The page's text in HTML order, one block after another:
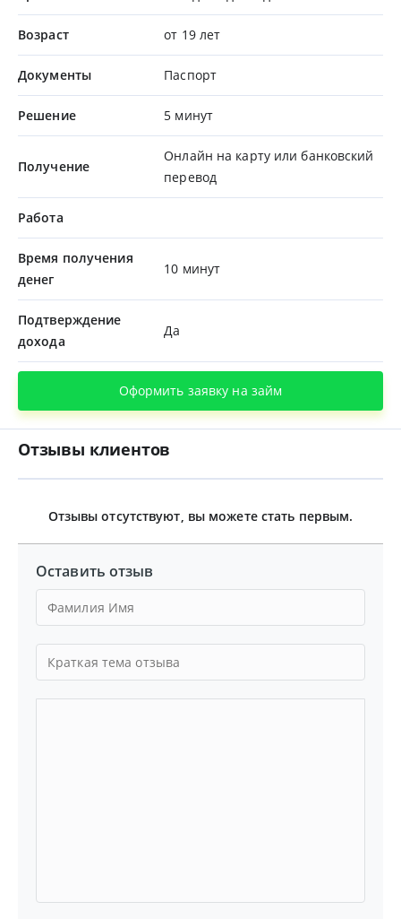
Возраст от 19 лет
Документы Паспорт
Решение 5 минут
Получение
Онлайн на карту или банковский
перевод
Работа
Время получения
денег
10 минут
Подтверждение
дохода
Да
Оформить заявку на займ
Отзывы клиентов
Отзывы отсутствуют, вы можете стать первым.
Оставить отзыв